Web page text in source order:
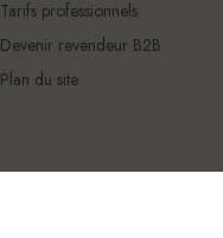
Tarifs professionnels
Devenir revendeur B2B
Plan du site